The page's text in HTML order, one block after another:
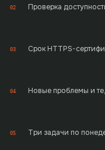
02 Проверка
03 Срок HTTPS-
04 Новые проблемы и
05 Три задачи по